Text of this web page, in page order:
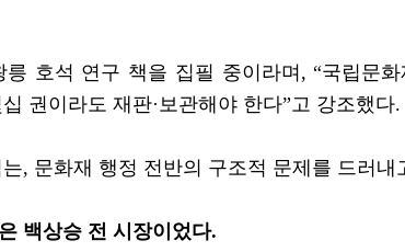
호석 연구 책을 집필 중이라며, “국립문화
권이라도 재판·보관해야 한다”고 강조했다.
, 문화재 행정 전반의 구조적 문제를 드러내
백상승 전 시장이었다.